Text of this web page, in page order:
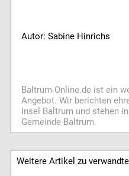
Autor: Sabine Hinrichs
Baltrum-Online.de ist ein
Angebot. Wir berichten
Insel Baltrum und stehen
Gemeinde Baltrum.
Weitere Artikel zu